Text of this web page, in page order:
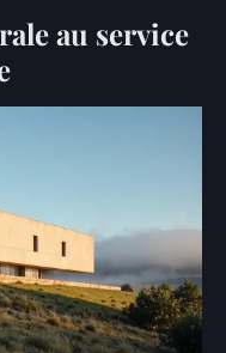
au service